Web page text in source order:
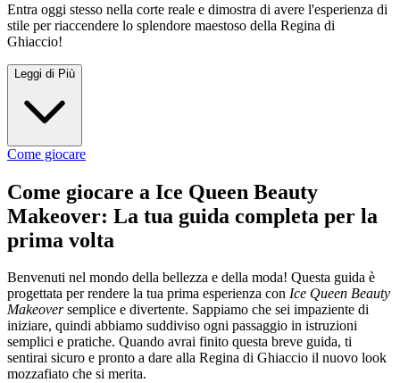
Entra oggi stesso nella corte reale e dimostra di avere l'esperienza di
stile per riaccendere lo splendore maestoso della Regina di
Ghiaccio!
Leggi di Più
Come giocare
Come giocare a Ice Queen Beauty
Makeover: La tua guida completa per la
prima volta
Benvenuti nel mondo della bellezza e della moda! Questa guida è
progettata per rendere la tua prima esperienza con Ice Queen Beauty
Makeoversemplice e divertente. Sappiamo che sei impaziente di
iniziare, quindi abbiamo suddiviso ogni passaggio in istruzioni
semplici e pratiche. Quando avrai finito questa breve guida, ti
sentirai sicuro e pronto a dare alla Regina di Ghiaccio il nuovo look
mozzafiato che si merita.